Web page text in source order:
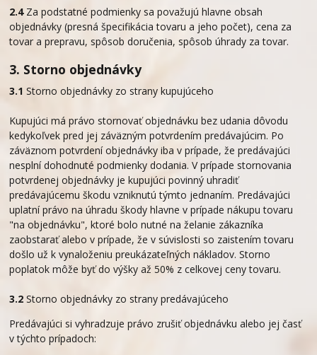
2.4Za podstatné podmienky sa považujú hlavne obsah
objednávky (presná špecifikácia tovaru a jeho počet), cena za
tovar a prepravu, spôsob doručenia, spôsob úhrady za tovar.
3. Storno objednávky
3.1 Storno objednávky zo strany kupujúceho
Kupujúci má právo stornovať objednávku bez udania dôvodu
kedykoľvek pred jej záväzným potvrdením predávajúcim. Po
záväznom potvrdení objednávky iba v prípade, že predávajúci
nesplní dohodnuté podmienky dodania. V prípade stornovania
potvrdenej objednávky je kupujúci povinný uhradiť
predávajúcemu škodu vzniknutú týmto jednaním. Predávajúci
uplatní právo na úhradu škody hlavne v prípade nákupu tovaru
"na objednávku", ktoré bolo nutné na želanie zákazníka
zaobstarať alebo v prípade, že v súvislosti so zaistením tovaru
došlo už k vynaloženiu preukázateľných nákladov. Storno
poplatok môže byť do výšky až 50% z celkovej ceny tovaru.
3.2 Storno objednávky zo strany predávajúceho
Predávajúci si vyhradzuje právo zrušiť objednávku alebo jej časť
v týchto prípadoch: